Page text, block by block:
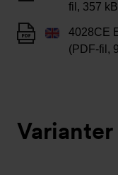
fil, 357
4028CE
(PDF-fil,
Varianter